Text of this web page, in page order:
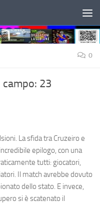
0
23
La sfida tra Cruzeiro e
epilogo, con una
tutti: giocatori,
Il match avrebbe dovuto
dello stato. E invece,
si è scatenato il